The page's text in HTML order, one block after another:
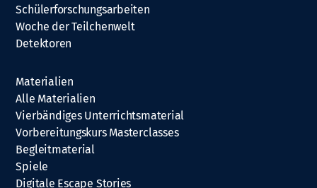
Schülerforschungsarbeiten
Woche der Teilchenwelt
Detektoren
Materialien
Alle Materialien
Vierbändiges Unterrichtsmaterial
Vorbereitungskurs Masterclasses
Begleitmaterial
Spiele
Digitale Escape Stories